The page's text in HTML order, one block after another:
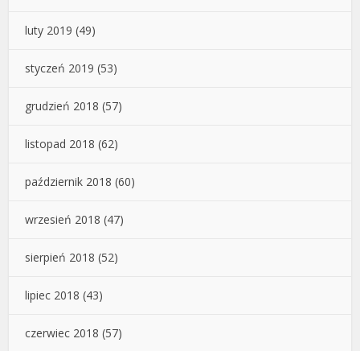
luty 2019 (49)
styczeń 2019 (53)
grudzień 2018 (57)
listopad 2018 (62)
październik 2018 (60)
wrzesień 2018 (47)
sierpień 2018 (52)
lipiec 2018 (43)
czerwiec 2018 (57)